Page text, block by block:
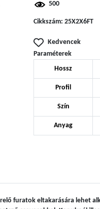
500
Cikkszám: 25X2X6FT
Kedvencek
Paraméterek
Hossz
Profil
Szín
Anyag
furatok eltakarására lehet